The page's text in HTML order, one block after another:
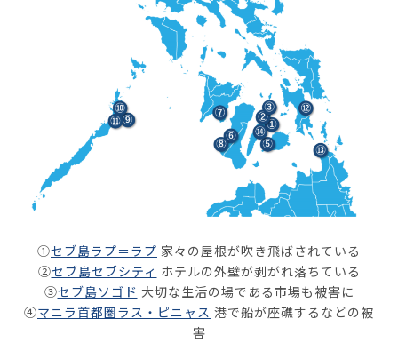
①セブ島ラプ＝ラプ 家々の屋根が吹き飛ばされている
②セブ島セブシティ ホテルの外壁が剥がれ落ちている
③セブ島ソゴド 大切な生活の場である市場も被害に
④マニラ首都圏ラス・ピニャス 港で船が座礁するなどの被
害